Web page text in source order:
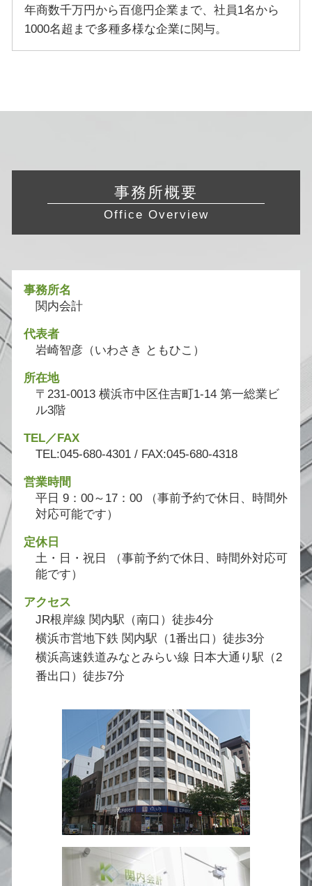
年商数千万円から百億円企業まで、社員1名から
1000名超まで多種多様な企業に関与。
事務所概要
Office Overview
事務所名
関内会計
代表者
岩崎智彦（いわさき ともひこ）
所在地
〒231-0013 横浜市中区住吉町1-14 第一総業ビ
ル3階
TEL／FAX
TEL:045-680-4301 / FAX:045-680-4318
営業時間
平日 9：00～17：00 （事前予約で休日、時間外
対応可能です）
定休日
土・日・祝日 （事前予約で休日、時間外対応可
能です）
アクセス
JR根岸線 関内駅（南口）徒歩4分
横浜市営地下鉄 関内駅（1番出口）徒歩3分
横浜高速鉄道みなとみらい線 日本大通り駅（2
番出口）徒歩7分